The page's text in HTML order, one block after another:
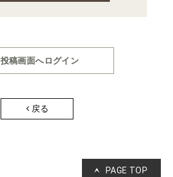
投稿画面へログイン
戻る
PAGE TOP